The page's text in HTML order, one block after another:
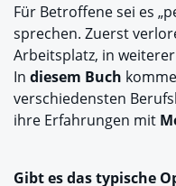
Für Betroffene sei es
sprechen. Zuerst
Arbeitsplatz, in
In diesem Buch
verschiedensten
ihre Erfahrungen mit
Gibt es das typische